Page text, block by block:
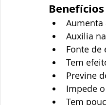
Auxilia
Fonte de
Tem
Previne
Impede
Tem